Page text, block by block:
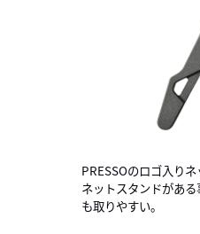
PRESSOのロゴ入り
ネットスタンドがあ
も取りやすい。